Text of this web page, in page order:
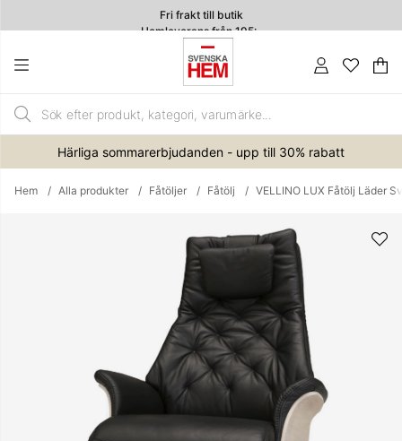
Fri frakt till butik
Hemleverans från 195:-
.
Härliga sommarerbjudanden - upp till 30% rabatt
Hem Alla produkter Fåtöljer Fåtölj VELLINO LUX Fåtölj Läder